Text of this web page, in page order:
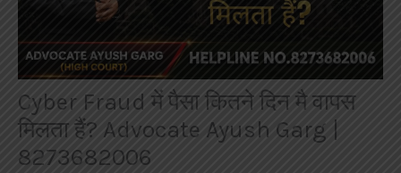
Cyber Fraud में पैसा कितने दिन मै वापस
मिलता हैं? Advocate Ayush Garg |
8273682006